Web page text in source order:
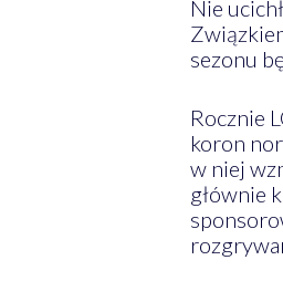
Nie
sezonu
Rocznie
koron
w niej
głównie